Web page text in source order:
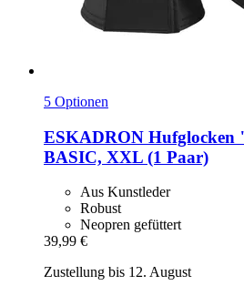
5 Optionen
ESKADRON Hufglocken
BASIC, XXL (1 Paar)
Aus Kunstleder
Robust
Neopren gefüttert
39,99 €
Zustellung bis 12. August